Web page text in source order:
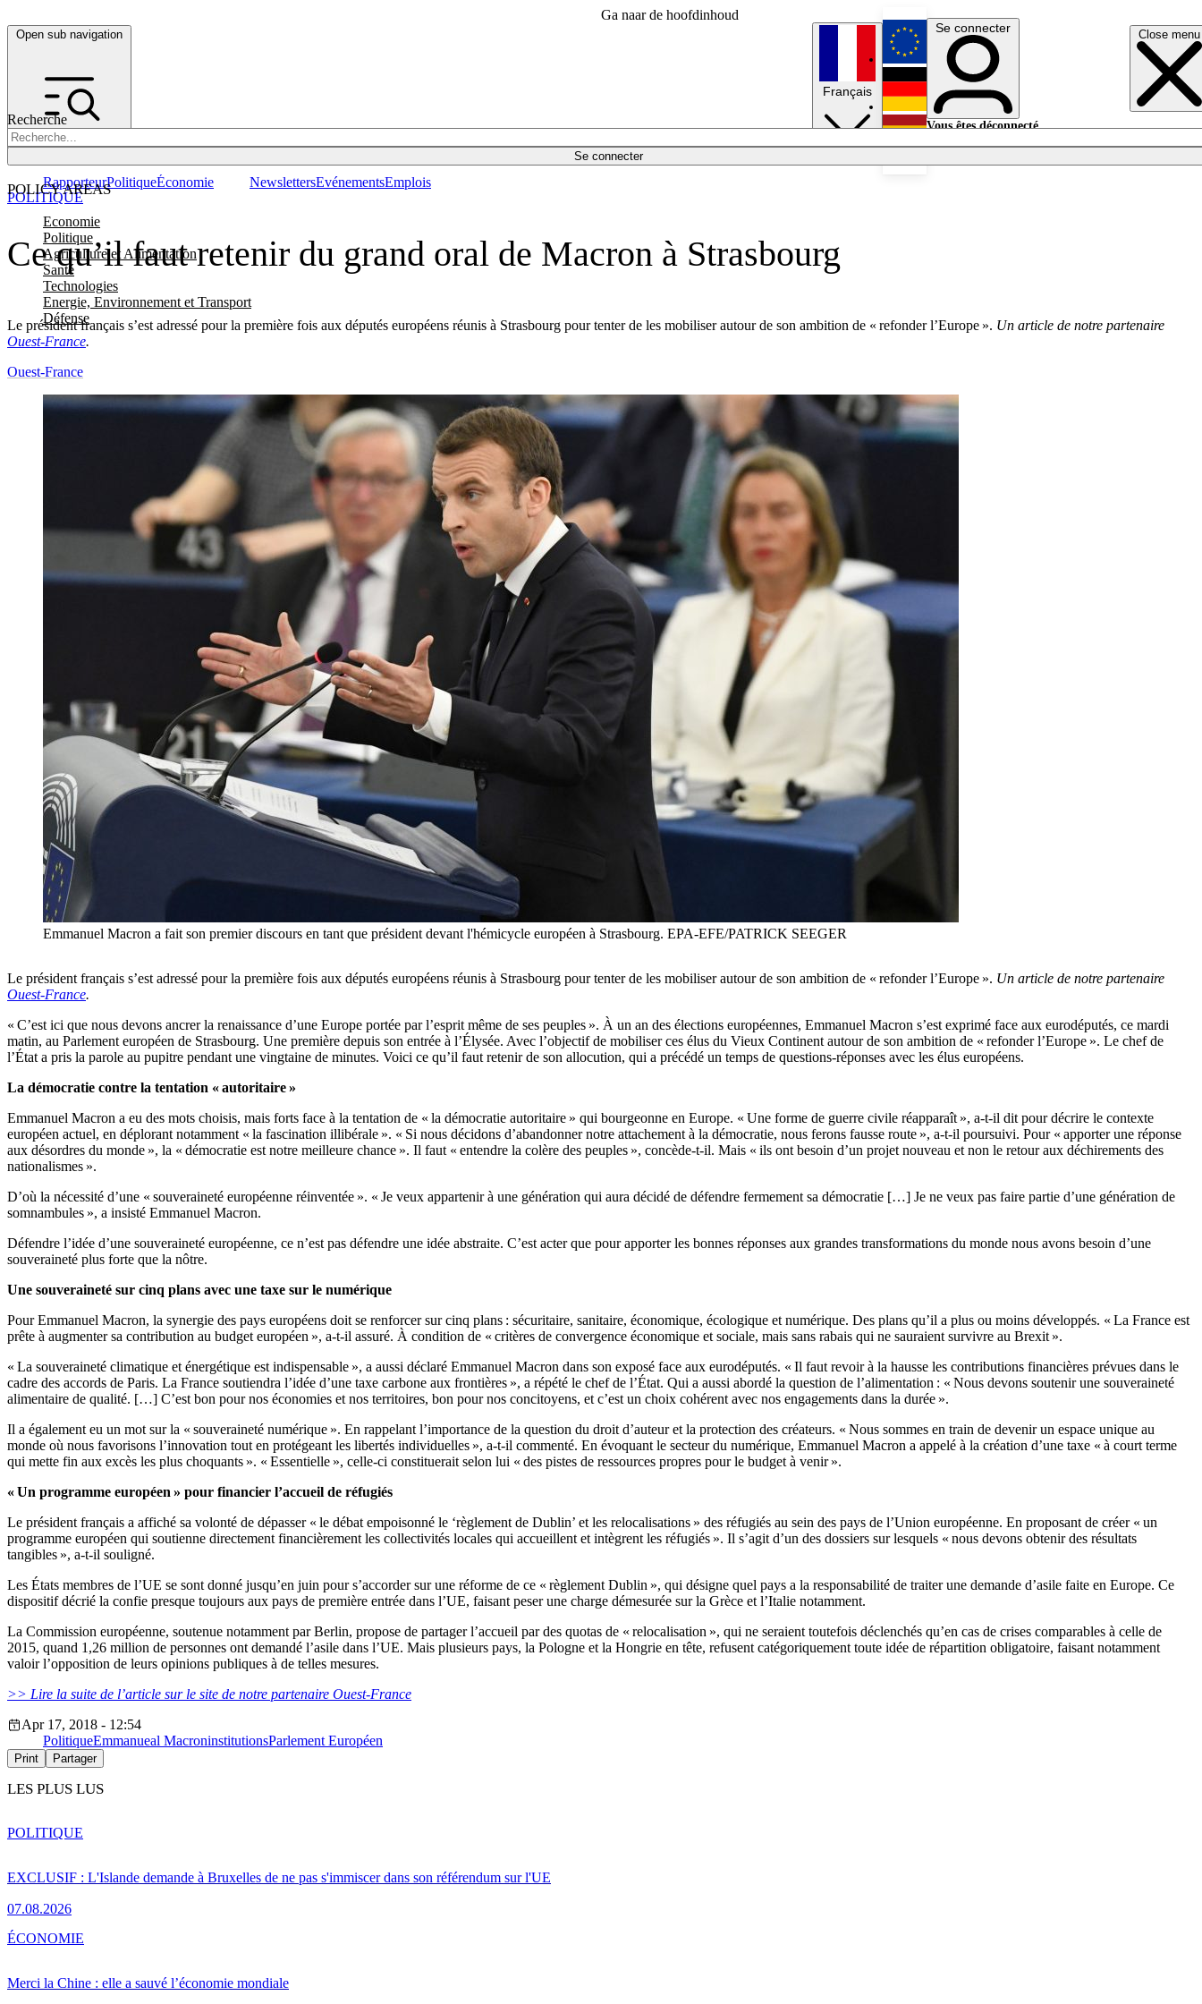
Ga naar de hoofdinhoud
Open sub navigation Close menu
Recherche
Se connecter
POLICY AREAS
Economie
Politique
Agriculture et Alimentation
Santé
Technologies
Energie, Environnement et Transport
Défense
RapporteurPolitiqueÉconomie NewslettersEvénementsEmplois
Français
English
Deutsch
Se connecter
Vous êtes déconnecté.
Ce qu’il faut retenir du grand oral de Macron à Strasbourg
Le président français s’est adressé pour la première fois aux députés européens réunis à Strasbourg pour tenter de les mobiliser autour de son ambition de « refonder l’Europe ». Un article de notre partenaire
Ouest-France.
POLITIQUE
Ouest-France
Emmanuel Macron a fait son premier discours en tant que président devant l'hémicycle européen à Strasbourg. EPA-EFE/PATRICK SEEGER
Le président français s’est adressé pour la première fois aux députés européens réunis à Strasbourg pour tenter de les mobiliser autour de son ambition de « refonder l’Europe ». Un article de notre partenaire
Ouest-France.
« C’est ici que nous devons ancrer la renaissance d’une Europe portée par l’esprit même de ses peuples ». À un an des élections européennes, Emmanuel Macron s’est exprimé face aux eurodéputés, ce mardi
matin, au Parlement européen de Strasbourg. Une première depuis son entrée à l’Élysée. Avec l’objectif de mobiliser ces élus du Vieux Continent autour de son ambition de « refonder l’Europe ». Le chef de
l’État a pris la parole au pupitre pendant une vingtaine de minutes. Voici ce qu’il faut retenir de son allocution, qui a précédé un temps de questions-réponses avec les élus européens.
La démocratie contre la tentation « autoritaire »
Emmanuel Macron a eu des mots choisis, mais forts face à la tentation de « la démocratie autoritaire » qui bourgeonne en Europe. « Une forme de guerre civile réapparaît », a-t-il dit pour décrire le contexte
européen actuel, en déplorant notamment « la fascination illibérale ». « Si nous décidons d’abandonner notre attachement à la démocratie, nous ferons fausse route », a-t-il poursuivi. Pour « apporter une réponse
aux désordres du monde », la « démocratie est notre meilleure chance ». Il faut « entendre la colère des peuples », concède-t-il. Mais « ils ont besoin d’un projet nouveau et non le retour aux déchirements des
nationalismes ».
D’où la nécessité d’une « souveraineté européenne réinventée ». « Je veux appartenir à une génération qui aura décidé de défendre fermement sa démocratie […] Je ne veux pas faire partie d’une génération de
somnambules », a insisté Emmanuel Macron.
Défendre l’idée d’une souveraineté européenne, ce n’est pas défendre une idée abstraite. C’est acter que pour apporter les bonnes réponses aux grandes transformations du monde nous avons besoin d’une
souveraineté plus forte que la nôtre.
Une souveraineté sur cinq plans avec une taxe sur le numérique
Pour Emmanuel Macron, la synergie des pays européens doit se renforcer sur cinq plans : sécuritaire, sanitaire, économique, écologique et numérique. Des plans qu’il a plus ou moins développés. « La France est
prête à augmenter sa contribution au budget européen », a-t-il assuré. À condition de « critères de convergence économique et sociale, mais sans rabais qui ne sauraient survivre au Brexit ».
« La souveraineté climatique et énergétique est indispensable », a aussi déclaré Emmanuel Macron dans son exposé face aux eurodéputés. « Il faut revoir à la hausse les contributions financières prévues dans le
cadre des accords de Paris. La France soutiendra l’idée d’une taxe carbone aux frontières », a répété le chef de l’État. Qui a aussi abordé la question de l’alimentation : « Nous devons soutenir une souveraineté
alimentaire de qualité. […] C’est bon pour nos économies et nos territoires, bon pour nos concitoyens, et c’est un choix cohérent avec nos engagements dans la durée ».
Il a également eu un mot sur la « souveraineté numérique ». En rappelant l’importance de la question du droit d’auteur et la protection des créateurs. « Nous sommes en train de devenir un espace unique au
monde où nous favorisons l’innovation tout en protégeant les libertés individuelles », a-t-il commenté. En évoquant le secteur du numérique, Emmanuel Macron a appelé à la création d’une taxe « à court terme
qui mette fin aux excès les plus choquants ». « Essentielle », celle-ci constituerait selon lui « des pistes de ressources propres pour le budget à venir ».
« Un programme européen » pour financier l’accueil de réfugiés
Le président français a affiché sa volonté de dépasser « le débat empoisonné le ‘règlement de Dublin’ et les relocalisations » des réfugiés au sein des pays de l’Union européenne. En proposant de créer « un
programme européen qui soutienne directement financièrement les collectivités locales qui accueillent et intègrent les réfugiés ». Il s’agit d’un des dossiers sur lesquels « nous devons obtenir des résultats
tangibles », a-t-il souligné.
Les États membres de l’UE se sont donné jusqu’en juin pour s’accorder sur une réforme de ce « règlement Dublin », qui désigne quel pays a la responsabilité de traiter une demande d’asile faite en Europe. Ce
dispositif décrié la confie presque toujours aux pays de première entrée dans l’UE, faisant peser une charge démesurée sur la Grèce et l’Italie notamment.
La Commission européenne, soutenue notamment par Berlin, propose de partager l’accueil par des quotas de « relocalisation », qui ne seraient toutefois déclenchés qu’en cas de crises comparables à celle de
2015, quand 1,26 million de personnes ont demandé l’asile dans l’UE. Mais plusieurs pays, la Pologne et la Hongrie en tête, refusent catégoriquement toute idée de répartition obligatoire, faisant notamment
valoir l’opposition de leurs opinions publiques à de telles mesures.
>> Lire la suite de l’article sur le site de notre partenaire Ouest-France
Apr 17, 2018 - 12:54
PolitiqueEmmanueal MacroninstitutionsParlement Européen
Print Partager
LES PLUS LUS
EXCLUSIF : L'Islande demande à Bruxelles de ne pas s'immiscer dans son référendum sur l'UE
07.08.2026
POLITIQUE
Merci la Chine : elle a sauvé l’économie mondiale
ÉCONOMIE